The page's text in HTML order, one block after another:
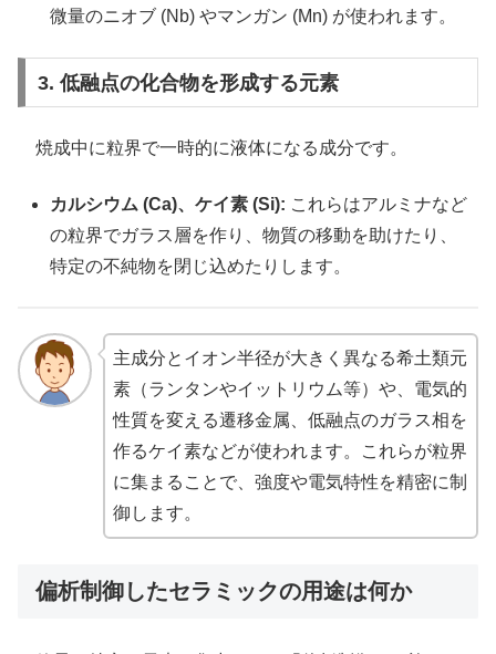
微量のニオブ (Nb) やマンガン (Mn) が使われます。
3. 低融点の化合物を形成する元素
焼成中に粒界で一時的に液体になる成分です。
カルシウム (Ca)、ケイ素 (Si): これらはアルミナなど
の粒界でガラス層を作り、物質の移動を助けたり、
特定の不純物を閉じ込めたりします。
主成分とイオン半径が大きく異なる希土類元
素（ランタンやイットリウム等）や、電気的
性質を変える遷移金属、低融点のガラス相を
作るケイ素などが使われます。これらが粒界
に集まることで、強度や電気特性を精密に制
御します。
偏析制御したセラミックの用途は何か